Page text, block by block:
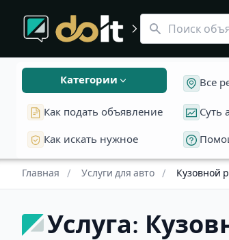
Кузовной ремонт и покраска — услуги и
Категории Все
Как подать объявление Суть
Как искать нужное
Главная / Услуги для авто / Кузовной
Услуга: